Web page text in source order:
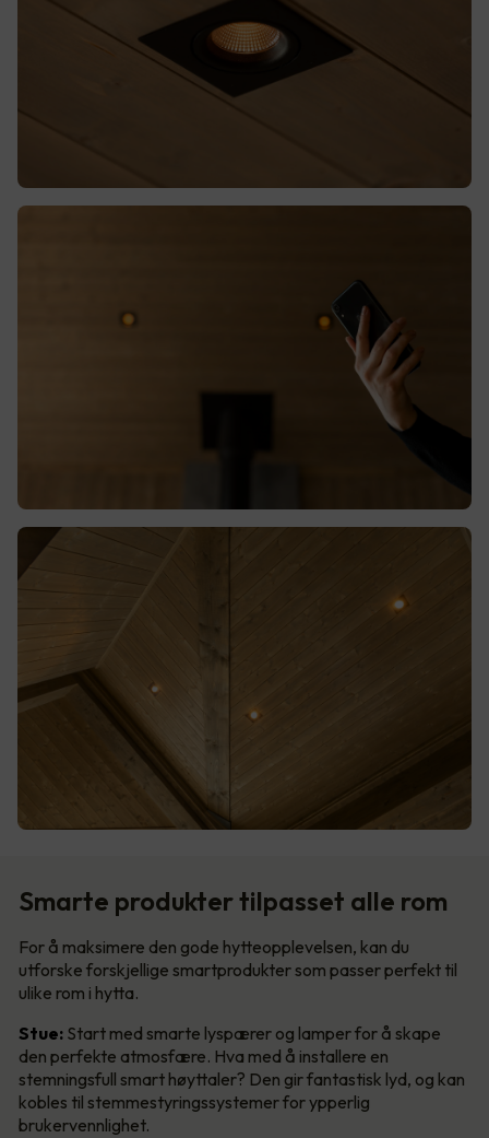
Smarte produkter tilpasset alle rom
For å maksimere den gode hytteopplevelsen, kan du
utforske forskjellige smartprodukter som passer perfekt til
ulike rom i hytta.
Stue: Start med smarte lyspærer og lamper for å skape
den perfekte atmosfære. Hva med å installere en
stemningsfull smart høyttaler? Den gir fantastisk lyd, og kan
kobles til stemmestyringssystemer for ypperlig
brukervennlighet.